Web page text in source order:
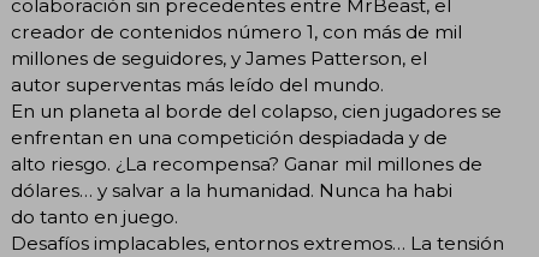
colaboración sin precedentes entre MrBeast, el
creador de contenidos número 1, con más de mil
millones de seguidores, y James Patterson, el
autor superventas más leído del mundo.
En un planeta al borde del colapso, cien jugadores se
enfrentan en una competición despiadada y de
alto riesgo. ¿La recompensa? Ganar mil millones de
dólares… y salvar a la humanidad. Nunca ha habi
do tanto en juego.
Desafíos implacables, entornos extremos… La tensión